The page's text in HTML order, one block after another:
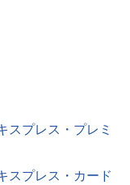
プレス・プレミ
プレス・カード